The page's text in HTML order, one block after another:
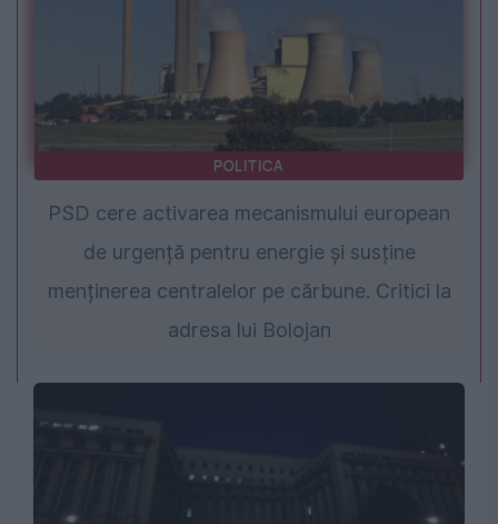
POLITICA
PSD cere activarea mecanismului european
de urgență pentru energie și susține
menținerea centralelor pe cărbune. Critici la
adresa lui Bolojan